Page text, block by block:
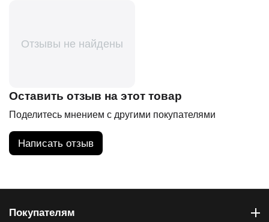
Отзывы не найдены
Оставить отзыв на этот товар
Поделитесь мнением с другими покупателями
Написать отзыв
Покупателям